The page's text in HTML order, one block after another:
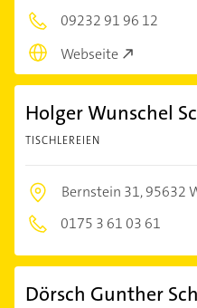
09232 91 96 12
Webseite
Holger Wunschel
TISCHLEREIEN
Bernstein 31,95632
0175 3 61 03 61
Dörsch Gunther